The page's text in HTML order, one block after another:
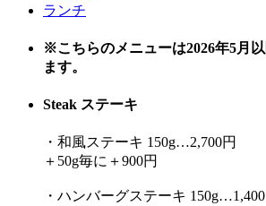
ランチ
※こちらのメニューは2026年5月
ます。
Steak ステーキ
・和風ステーキ 150g…2,700円
＋50g毎に＋900円
・ハンバーグステーキ 150g…1,400